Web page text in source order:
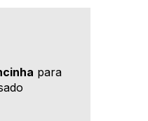
para